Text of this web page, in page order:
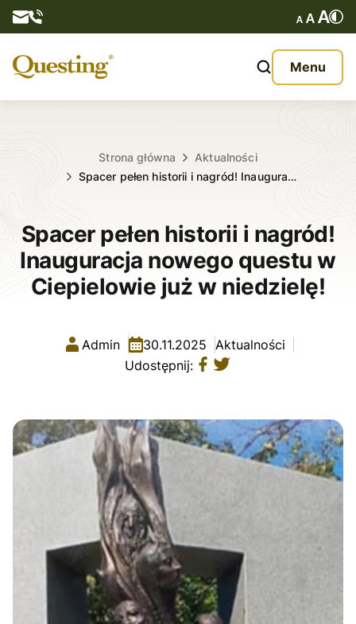
Menu
O nas
Kontakt
Strona główna
Aktualności
Spacer pełen historii i nagród! Inaugura…
Spacer pełen historii i nagród!
Inauguracja nowego questu w
Ciepielowie już w niedzielę!
Admin 30.11.2025 Aktualności
Udostępnij: